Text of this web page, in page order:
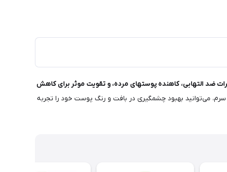
ضد التهابی، کاهنده پوستهای مرده، و تقویت موثر برای کاهش
می‌توانید بهبود چشمگیری در بافت و رنگ پوست خود را تجربه